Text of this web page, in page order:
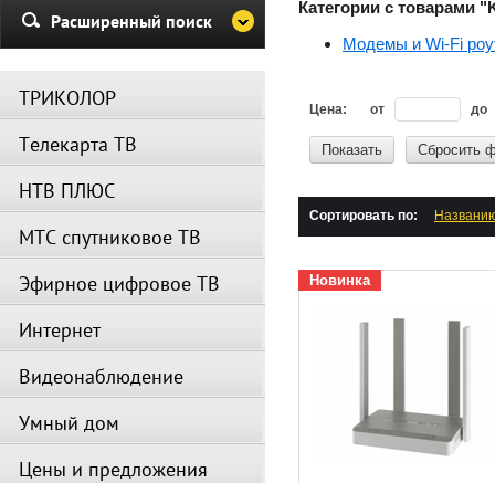
Убедительная просьба в
период не производить поиск
каналов и не перезагружать
Вещание телеканалов и
сервисов возобновится
автоматически по завершении
профилактических работ.
Категории с товарами
Модемы и Wi-Fi
Цена: от до
Показать Сбросить
Сортировать по:
Новинка
Расширенный поиск
ТРИКОЛОР
Телекарта ТВ
НТВ ПЛЮС
МТС спутниковое ТВ
Эфирное цифровое ТВ
Интернет
Видеонаблюдение
Умный дом
Цены и предложения